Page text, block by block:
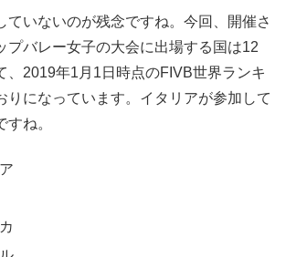
ていないのが残念ですね。今回、開催さ
プバレー女子の大会に出場する国は12
、2019年1月1日時点のFIVB世界ランキ
りになっています。イタリアが参加して
ね。